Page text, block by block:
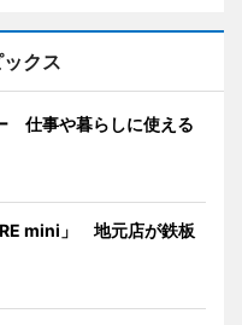
クス
仕事や暮らしに使える
mini」 地元店が鉄板